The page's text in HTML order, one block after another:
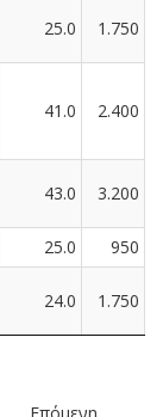
25.0 1.750
41.0 2.400
43.0 3.200
25.0
950
24.0 1.750